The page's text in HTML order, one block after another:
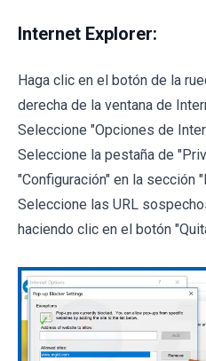
Internet Explorer:
Haga clic en el botón de la
derecha de la ventana de
Seleccione "Opciones de
Seleccione la pestaña de
"Configuración" en la sección
Seleccione las URL
haciendo clic en el botón